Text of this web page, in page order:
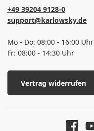
+49 39204 9128-0
support@karlowsky.de
Mo - Do: 08:00 - 16:00 Uhr
Fr: 08:00 - 14:30 Uhr
Vertrag widerrufen